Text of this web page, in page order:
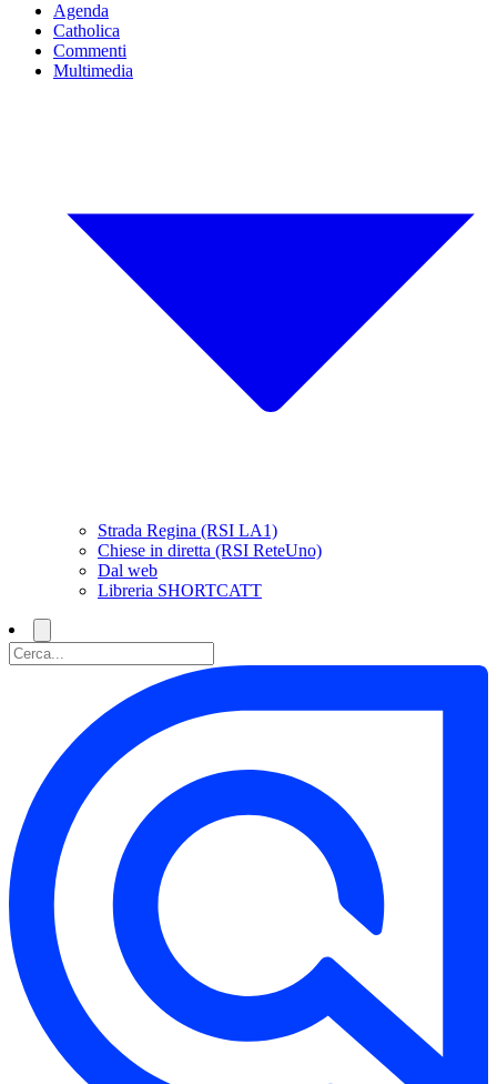
Agenda
Catholica
Commenti
Multimedia
Strada Regina (RSI LA1)
Chiese in diretta (RSI ReteUno)
Dal web
Libreria SHORTCATT